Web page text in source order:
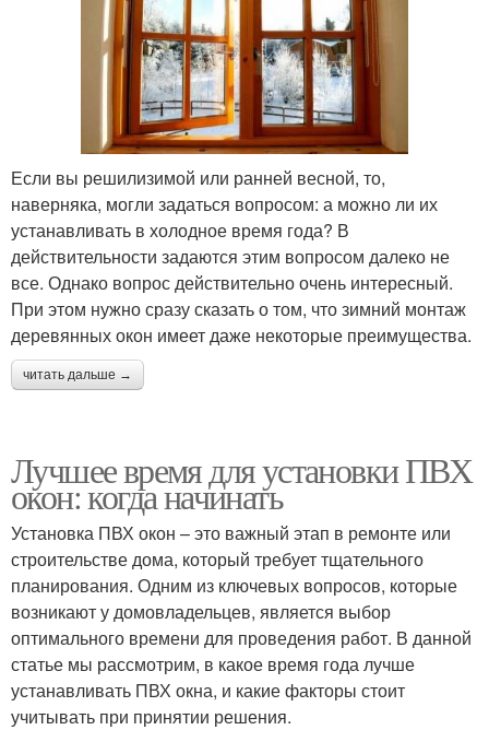
Если вы решилизимой или ранней весной, то,
наверняка, могли задаться вопросом: а можно ли их
устанавливать в холодное время года? В
действительности задаются этим вопросом далеко не
все. Однако вопрос действительно очень интересный.
При этом нужно сразу сказать о том, что зимний монтаж
деревянных окон имеет даже некоторые преимущества.
читать дальше →
Лучшее время для установки ПВХ
окон: когда начинать
Установка ПВХ окон – это важный этап в ремонте или
строительстве дома, который требует тщательного
планирования. Одним из ключевых вопросов, которые
возникают у домовладельцев, является выбор
оптимального времени для проведения работ. В данной
статье мы рассмотрим, в какое время года лучше
устанавливать ПВХ окна, и какие факторы стоит
учитывать при принятии решения.